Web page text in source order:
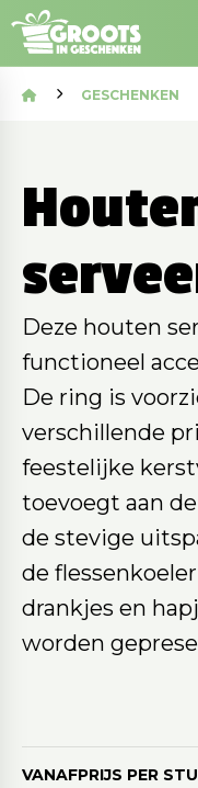
GESCHENKEN
Deze houten
functioneel
De ring is
verschillende
feestelijke
toevoegt aan
de stevige
de
drankjes en
worden
VANAFPRIJS PER